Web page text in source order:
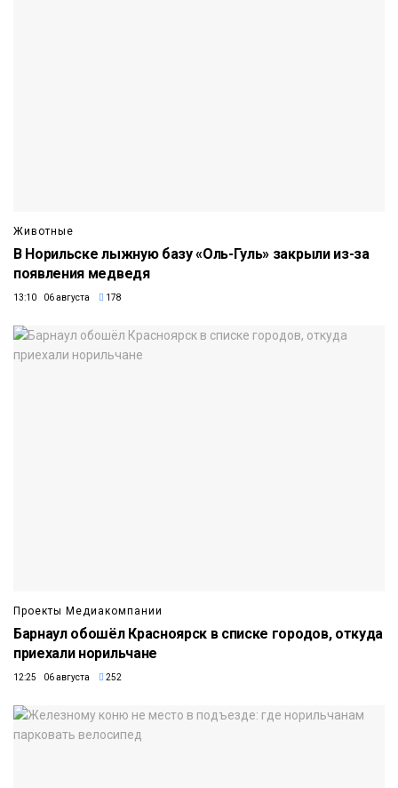
Животные
В Норильске лыжную базу «Оль-Гуль» закрыли из-за
появления медведя
13:10 06 августа 178
Проекты Медиакомпании
Барнаул обошёл Красноярск в списке городов, откуда
приехали норильчане
12:25 06 августа 252